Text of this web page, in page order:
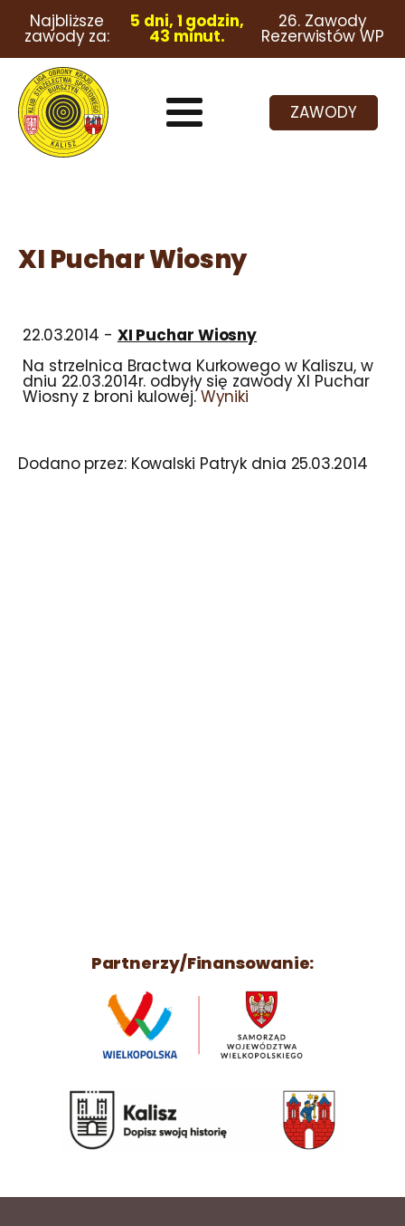
Najbliższe
zawody za:
5 dni, 1 godzin,
43 minut.
26. Zawody
Rezerwistów WP
ZAWODY
XI Puchar Wiosny
22.03.2014 - XI Puchar Wiosny
Na strzelnica Bractwa Kurkowego w Kaliszu, w
dniu 22.03.2014r. odbyły się zawody XI Puchar
Wiosny z broni kulowej.Wyniki
Dodano przez: Kowalski Patryk dnia 25.03.2014
Partnerzy/Finansowanie: